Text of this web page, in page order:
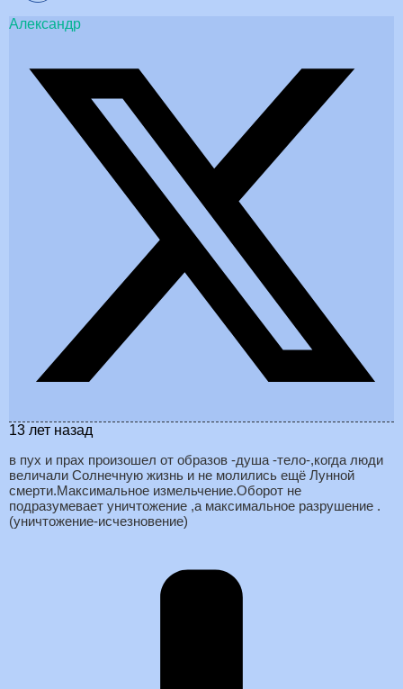
Александр
13 лет назад
в пух и прах произошел от образов -душа -тело-,когда люди
величали Солнечную жизнь и не молились ещё Лунной
смерти.Максимальное измельчение.Оборот не
подразумевает уничтожение ,а максимальное разрушение .
(уничтожение-исчезновение)